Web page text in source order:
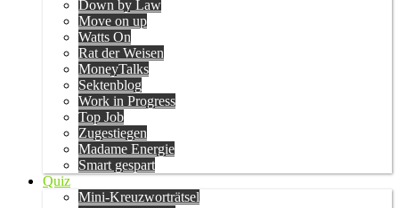
Down by Law
Move on up
Watts On
Rat der Weisen
MoneyTalks
Sektenblog
Work in Progress
Top Job
Zugestiegen
Madame Energie
Smart gespart
Quiz
Mini-Kreuzworträtsel